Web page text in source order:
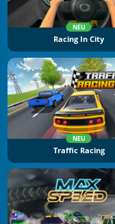
NEU
Racing In City
NEU
Traffic Racing